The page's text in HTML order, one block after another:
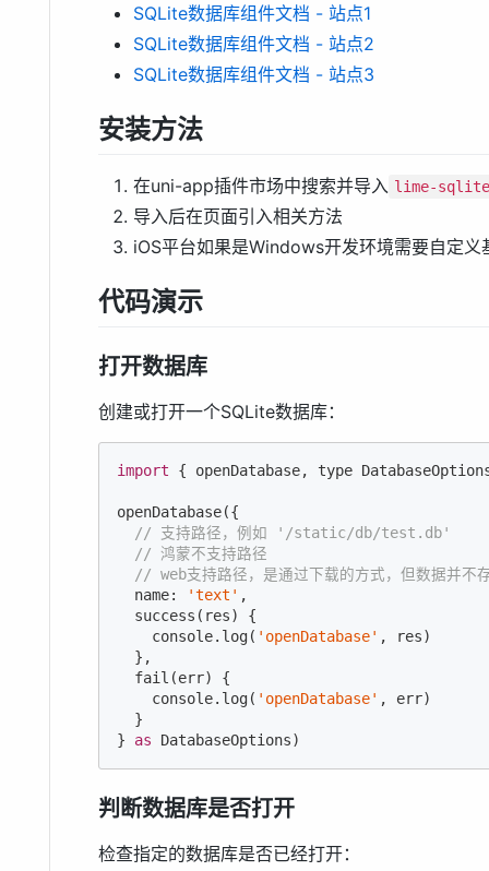
SQLite数据库组件文档 - 站点1
SQLite数据库组件文档 - 站点2
SQLite数据库组件文档 - 站点3
安装方法
在uni-app插件市场中搜索并导入 lime-
导入后在页面引入相关方法
iOS平台如果是Windows开发环境需要自定义
代码演示
打开数据库
创建或打开一个SQLite数据库：
import { openDatabase, type
openDatabase({
// 支持路径，例如 '/static/db/test.db'
// 鸿蒙不支持路径
// web支持路径，是通过下载的方式，但数据并不
  name:
'text' ,
  success(res) {
console.log( 'openDatabase' , res)
  },
  fail(err) {
console.log( 'openDatabase' , err)
  }
} as DatabaseOptions)
判断数据库是否打开
检查指定的数据库是否已经打开：